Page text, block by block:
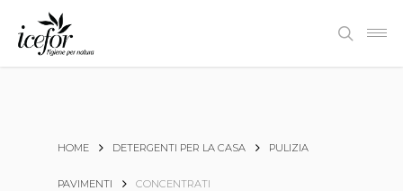
search
HOME DETERGENTI PER LA CASA PULIZIA
PAVIMENTI CONCENTRATI